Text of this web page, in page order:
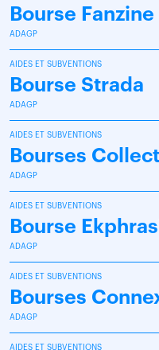
Bourse Fanzine
ADAGP
AIDES ET SUBVENTIONS
Bourse Strada
ADAGP
AIDES ET SUBVENTIONS
Bourses
ADAGP
AIDES ET SUBVENTIONS
Bourse
ADAGP
AIDES ET SUBVENTIONS
Bourses
ADAGP
AIDES ET SUBVENTIONS